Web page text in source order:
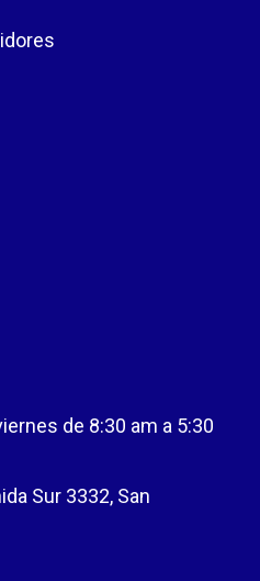
de 8:30 am a 5:30
Sur 3332, San